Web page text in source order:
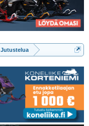
Jutustelua